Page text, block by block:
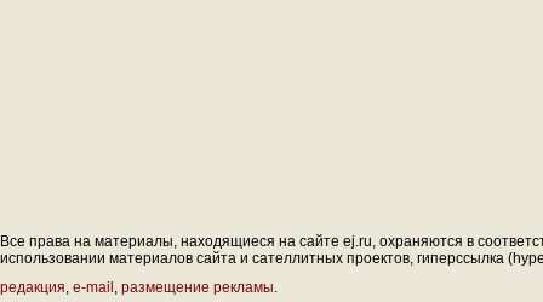
Все права на материалы, находящиеся на сайте ej.ru, охраняются в
использовании материалов сайта и сателлитных проектов, гиперссылка
редакция, e-mail , размещение рекламы.